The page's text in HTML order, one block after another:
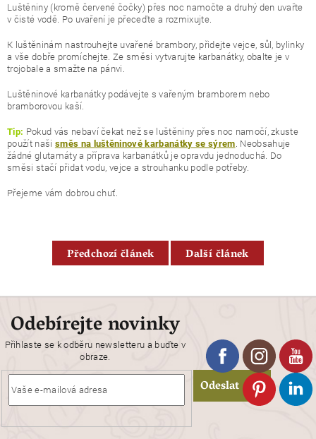
Luštěniny (kromě červené čočky) přes noc namočte a druhý den uvařte
v čisté vodě. Po uvaření je přeceďte a rozmixujte.
K luštěninám nastrouhejte uvařené brambory, přidejte vejce, sůl, bylinky
a vše dobře promíchejte. Ze směsi vytvarujte karbanátky, obalte je v
trojobale a smažte na pánvi.
Luštěninové karbanátky podávejte s vařeným bramborem nebo
bramborovou kaší.
Tip: Pokud vás nebaví čekat než se luštěniny přes noc namočí, zkuste
použít naši směs na luštěninové karbanátky se sýrem. Neobsahuje
žádné glutamáty a příprava karbanátků je opravdu jednoduchá. Do
směsi stačí přidat vodu, vejce a strouhanku podle potřeby.
Přejeme vám dobrou chuť.
Předchozí článek Další článek
Odebírejte novinky
Přihlaste se k odběru newsletteru a buďte v
obraze.
Odeslat